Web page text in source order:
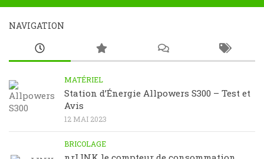
NAVIGATION
MATÉRIEL
Station d’Énergie Allpowers S300 – Test et
Avis
12 MAI 2023
BRICOLAGE